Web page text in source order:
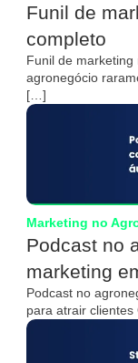
Funil de
completo
Funil de
agronegócio
[…]
Marketing no
Podcast no
marketing
Podcast no
para atrair